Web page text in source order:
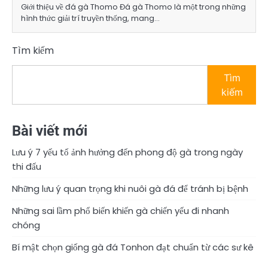
Giới thiệu về đá gà Thomo Đá gà Thomo là một trong những
hình thức giải trí truyền thống, mang…
Tìm kiếm
Tìm
kiếm
Bài viết mới
Lưu ý 7 yếu tố ảnh hưởng đến phong độ gà trong ngày
thi đấu
Những lưu ý quan trọng khi nuôi gà đá để tránh bị bệnh
Những sai lầm phổ biến khiến gà chiến yếu đi nhanh
chóng
Bí mật chọn giống gà đá Tonhon đạt chuẩn từ các sư kê